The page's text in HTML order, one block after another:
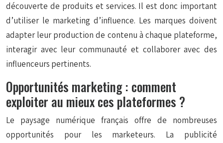
découverte de produits et services. Il est donc important
d’utiliser le marketing d’influence. Les marques doivent
adapter leur production de contenu à chaque plateforme,
interagir avec leur communauté et collaborer avec des
influenceurs pertinents.
Opportunités marketing : comment
exploiter au mieux ces plateformes ?
Le paysage numérique français offre de nombreuses
opportunités pour les marketeurs. La publicité